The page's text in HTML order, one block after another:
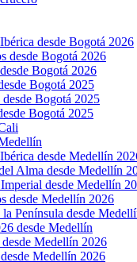
desde Bogotá 2026
desde Bogotá 2026
Bogotá 2026
Bogotá 2025
Bogotá 2025
Bogotá 2025
desde Medellín
Alma desde Medellín
desde Medellín
desde Medellín 2026
Península desde
desde Medellín
Medellín 2026
Medellín 2026